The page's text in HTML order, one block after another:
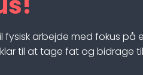
arbejde med fokus på
til at tage fat og bidrage